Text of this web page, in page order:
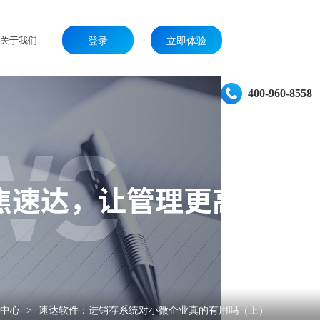
关于我们 登录 立即体验
400-960-8558
心 > 速达软件：进销存系统对小微企业真的有用吗（上）